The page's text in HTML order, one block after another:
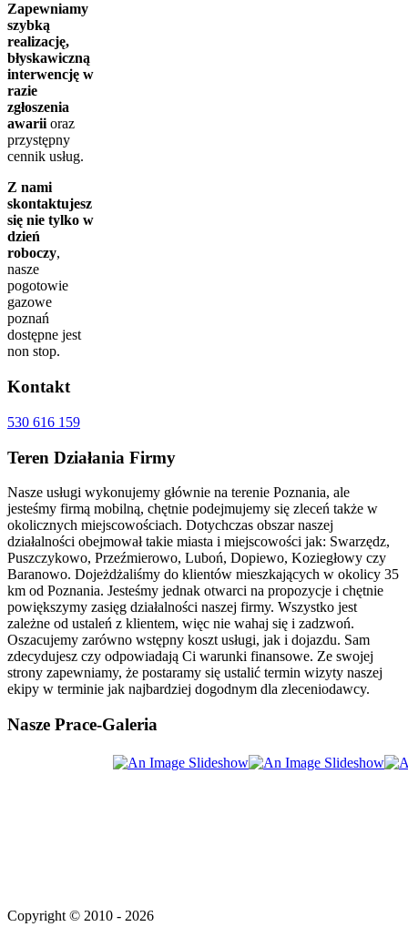
Zapewniamy
szybką
realizację,
błyskawiczną
interwencję w
razie
zgłoszenia
awariioraz
przystępny
cennik usług.
Z nami
skontaktujesz
się nie tylko w
dzień
roboczy,
nasze
pogotowie
gazowe
poznań
dostępne jest
non stop.
Kontakt
530 616 159
Teren Działania Firmy
Nasze usługi wykonujemy głównie na terenie Poznania, ale
jesteśmy firmą mobilną, chętnie podejmujemy się zleceń także w
okolicznych miejscowościach. Dotychczas obszar naszej
działalności obejmował takie miasta i miejscowości jak: Swarzędz,
Puszczykowo, Przeźmierowo, Luboń, Dopiewo, Koziegłowy czy
Baranowo. Dojeżdżaliśmy do klientów mieszkających w okolicy 35
km od Poznania. Jesteśmy jednak otwarci na propozycje i chętnie
powiększymy zasięg działalności naszej firmy. Wszystko jest
zależne od ustaleń z klientem, więc nie wahaj się i zadzwoń.
Oszacujemy zarówno wstępny koszt usługi, jak i dojazdu. Sam
zdecydujesz czy odpowiadają Ci warunki finansowe. Ze swojej
strony zapewniamy, że postaramy się ustalić termin wizyty naszej
ekipy w terminie jak najbardziej dogodnym dla zleceniodawcy.
Nasze Prace-Galeria
Copyright © 2010 - 2026